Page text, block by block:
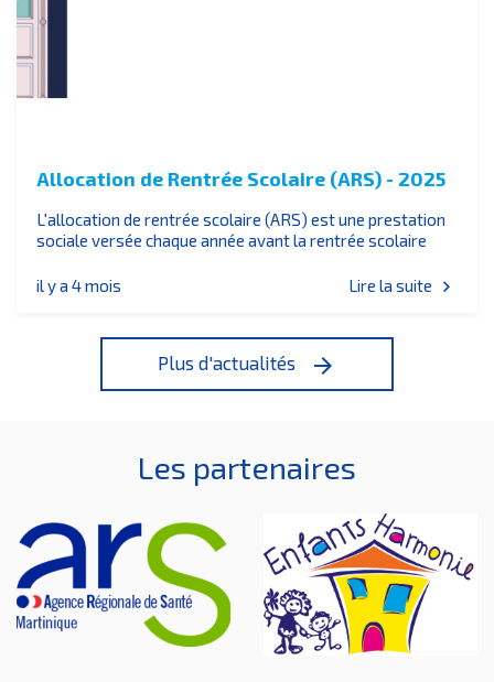
Allocation de Rentrée Scolaire (ARS) - 2025
L'allocation de rentrée scolaire (ARS) est une prestation
sociale versée chaque année avant la rentrée scolaire
il y a 4 mois Lire la suite chevron_right
Plus d'actualités arrow_forward
Les partenaires